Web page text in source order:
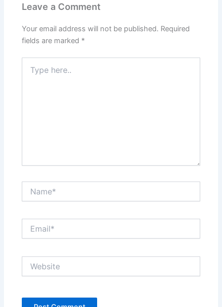
Leave a Comment
Your email address will not be published. Required
fields are marked *
here..